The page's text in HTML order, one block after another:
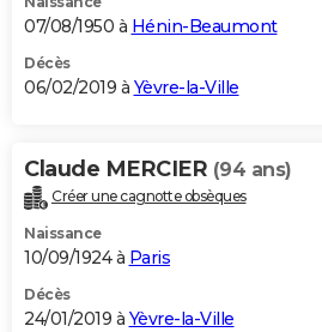
07/08/1950 à Hénin-Beaumont
Décès
06/02/2019 à Yèvre-la-Ville
Claude MERCIER (94 ans)
Créer une cagnotte obsèques
Naissance
10/09/1924 à Paris
Décès
24/01/2019 à Yèvre-la-Ville